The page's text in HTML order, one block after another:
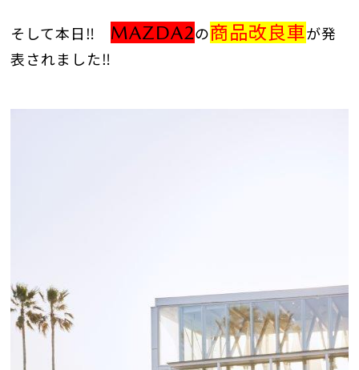
そして本日‼ MAZDA2の商品改良車が発
表されました‼